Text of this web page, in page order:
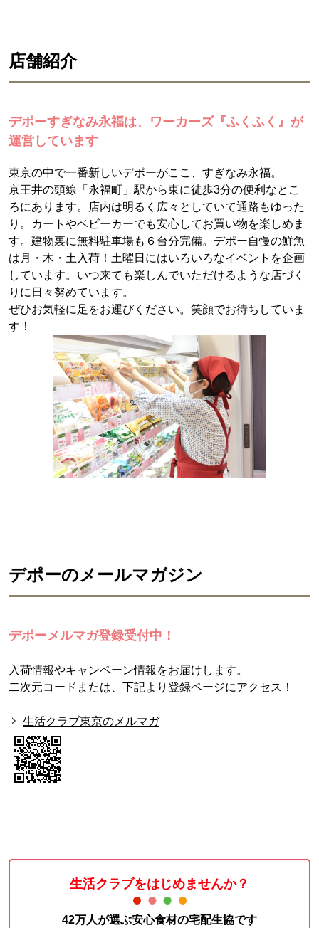
店舗紹介
デポーすぎなみ永福は、ワーカーズ『ふくふく』が
運営しています
東京の中で一番新しいデポーがここ、すぎなみ永福。
京王井の頭線「永福町」駅から東に徒歩3分の便利なとこ
ろにあります。店内は明るく広々としていて通路もゆった
り。カートやベビーカーでも安心してお買い物を楽しめま
す。建物裏に無料駐車場も６台分完備。デポー自慢の鮮魚
は月・木・土入荷！土曜日にはいろいろなイベントを企画
しています。いつ来ても楽しんでいただけるような店づく
りに日々努めています。
ぜひお気軽に足をお運びください。笑顔でお待ちしていま
す！
デポーのメールマガジン
デポーメルマガ登録受付中！
入荷情報やキャンペーン情報をお届けします。
二次元コードまたは、下記より登録ページにアクセス！
生活クラブ東京のメルマガ
生活クラブをはじめませんか？
42万人が選ぶ安心食材の宅配生協です